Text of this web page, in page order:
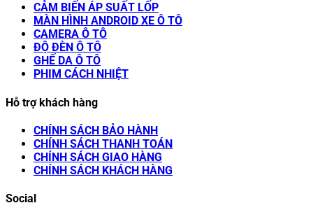
CẢM BIẾN ÁP SUẤT LỐP
MÀN HÌNH ANDROID XE Ô TÔ
CAMERA Ô TÔ
ĐỘ ĐÈN Ô TÔ
GHẾ DA Ô TÔ
PHIM CÁCH NHIỆT
Hỗ trợ khách hàng
CHÍNH SÁCH BẢO HÀNH
CHÍNH SÁCH THANH TOÁN
CHÍNH SÁCH GIAO HÀNG
CHÍNH SÁCH KHÁCH HÀNG
Social